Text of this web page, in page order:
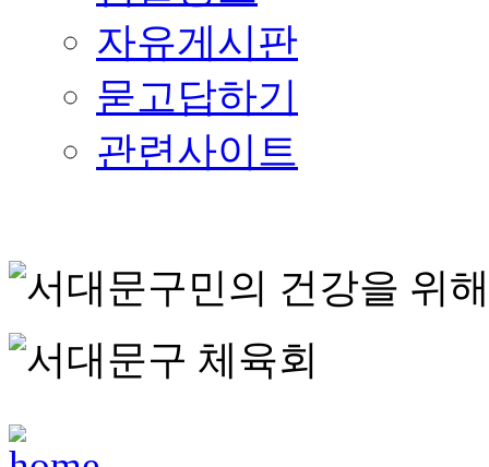
자유게시판
묻고답하기
관련사이트